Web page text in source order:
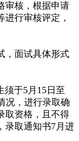
审核，根据申请
行审核评定，
，面试具体形式
须于5月15日至
况，进行录取确
取资格，且不得
录取通知书7月进